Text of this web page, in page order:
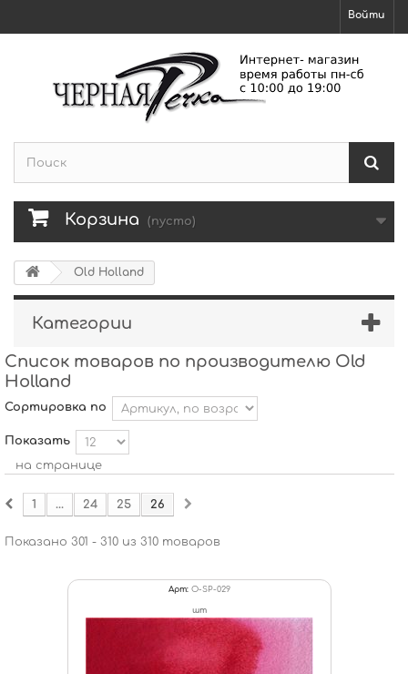
Войти
Корзина (пусто)
Old Holland
Категории
Список товаров по производителю Old
Holland
Сортировка по
Показать
на странице
1 ... 24 25 26
Показано 301 - 310 из 310 товаров
Арт: O-SP-029
шт